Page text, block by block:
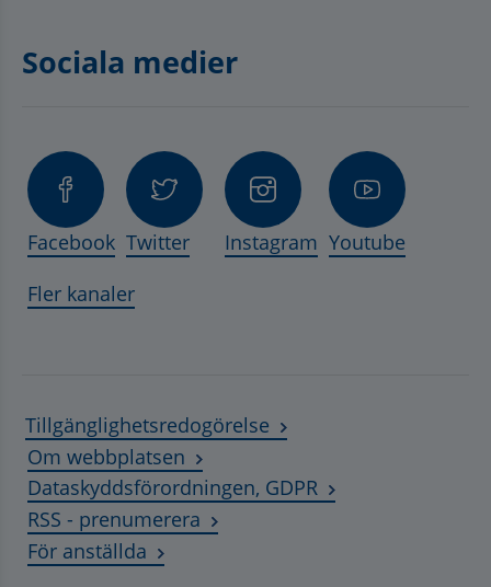
Sociala medier
Facebook Twitter Instagram Youtube
Fler kanaler
Tillgänglighetsredogörelse
Om webbplatsen
Dataskyddsförordningen, GDPR
RSS - prenumerera
För anställda Länk till annan webbplats, öppnas i